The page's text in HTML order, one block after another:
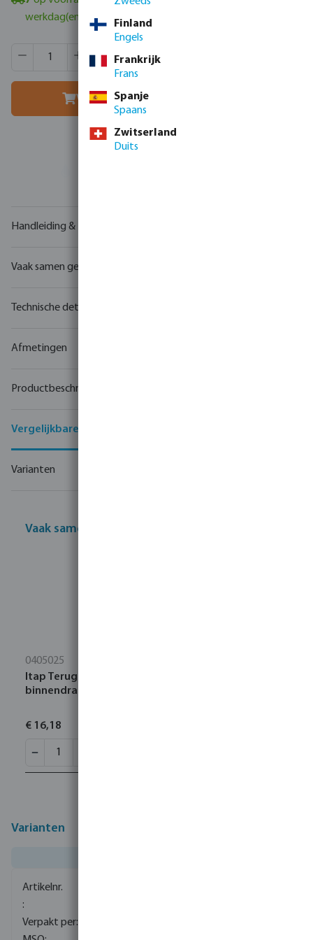
werkdag(en)
Producthoeveelheid: Voer de gewenste hoeveelheid in of
MSQ:
Voeg toe aan winkelmandje
Handleiding & tekeningen
Vaak samen gekocht
Technische details
Afmetingen
Productbeschrijving
Vergelijkbare producten
Varianten
Vaak samen gekocht
0405025
Itap Terugslagklep veerbelast messing 1"
binnendraad 12bar DN25 type York 103
€ 16,18
Varianten
Finland
Engels
Frankrijk
Frans
Spanje
Spaans
Zwitserland
Duits